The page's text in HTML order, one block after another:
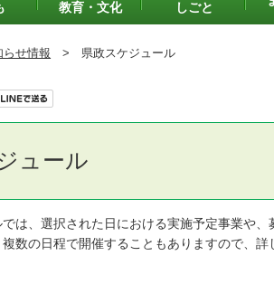
教育・文化
しごと
らせ情報 > 県政スケジュール
ュール
は、選択された日における実施予定事業や、
数の日程で開催することもありますので、